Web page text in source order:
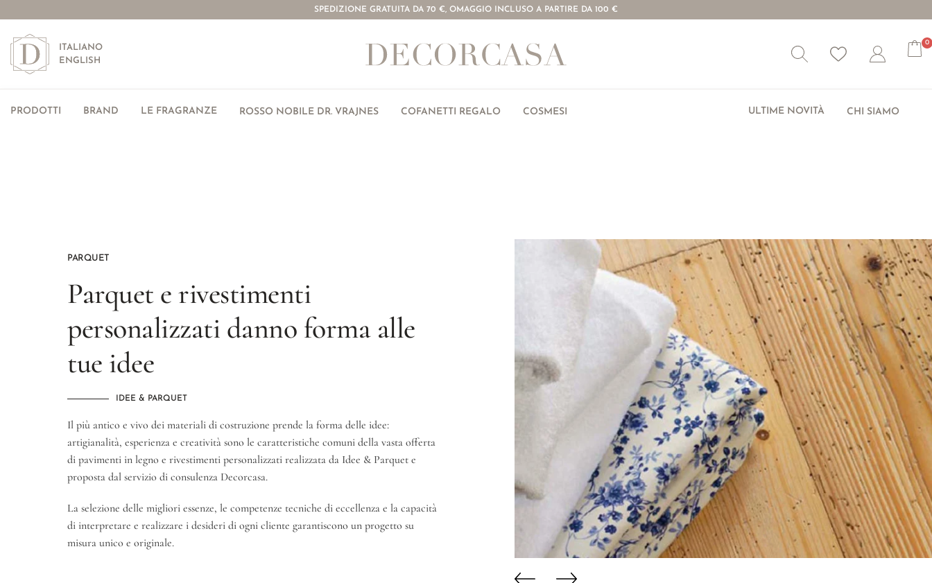
SPEDIZIONE GRATUITA DA 70 €, OMAGGIO INCLUSO A PARTIRE DA 100 €
ITALIANO
ENGLISH
Wishlist Account
0
PRODOTTI BRAND LE FRAGRANZE ROSSO NOBILE DR. VRAJNES COFANETTI REGALO COSMESI ULTIME NOVITÀ CHI SIAMO
PARQUET
Parquet e rivestimenti
personalizzati danno forma alle
tue idee
IDEE & PARQUET
Il più antico e vivo dei materiali di costruzione prende la forma delle idee:
artigianalità, esperienza e creatività sono le caratteristiche comuni della vasta offerta
di pavimenti in legno e rivestimenti personalizzati realizzata da Idee & Parquet e
proposta dal servizio di consulenza Decorcasa.
La selezione delle migliori essenze, le competenze tecniche di eccellenza e la capacità
di interpretare e realizzare i desideri di ogni cliente garantiscono un progetto su
misura unico e originale.